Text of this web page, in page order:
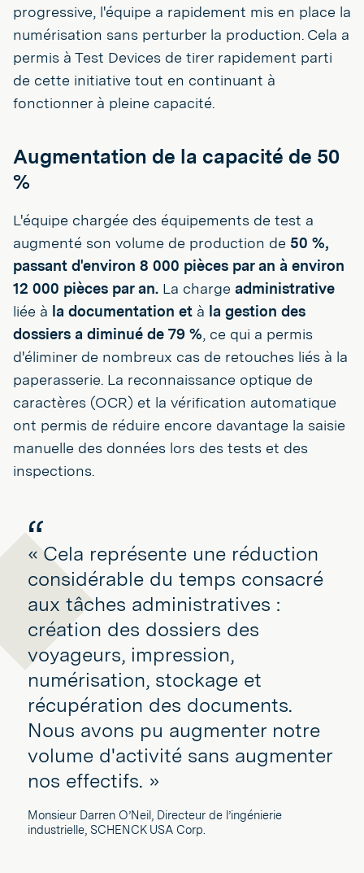
progressive, l'équipe a rapidement mis en place la
numérisation sans perturber la production. Cela a
permis à Test Devices de tirer rapidement parti
de cette initiative tout en continuant à
fonctionner à pleine capacité.
Augmentation de la capacité de 50
%
L'équipe chargée des équipements de test a
augmenté son volume de production de 50 %,
passant d'environ 8 000 pièces par an à environ
12 000 pièces par an. La charge administrative
liée à la documentation et à la gestion des
dossiers a diminué de 79 %, ce qui a permis
d'éliminer de nombreux cas de retouches liés à la
paperasserie. La reconnaissance optique de
caractères (OCR) et la vérification automatique
ont permis de réduire encore davantage la saisie
manuelle des données lors des tests et des
inspections.
« Cela représente une réduction
considérable du temps consacré
aux tâches administratives :
création des dossiers des
voyageurs, impression,
numérisation, stockage et
récupération des documents.
Nous avons pu augmenter notre
volume d'activité sans augmenter
nos effectifs. »
Monsieur Darren O’Neil, Directeur de l’ingénierie
industrielle, SCHENCK USA Corp.